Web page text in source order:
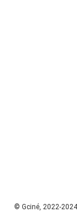
© Gciné, 2022-